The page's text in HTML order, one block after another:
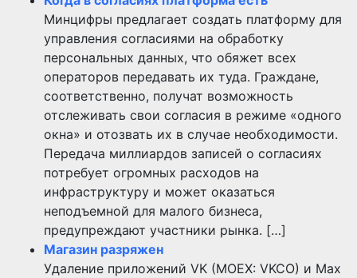
Минцифры предлагает создать платформу для
управления согласиями на обработку
персональных данных, что обяжет всех
операторов передавать их туда. Граждане,
соответственно, получат возможность
отслеживать свои согласия в режиме «одного
окна» и отозвать их в случае необходимости.
Передача миллиардов записей о согласиях
потребует огромных расходов на
инфраструктуру и может оказаться
неподъемной для малого бизнеса,
предупреждают участники рынка. […]
Магазин разряжен
Удаление приложений VK (MOEX: VKCO) и Max